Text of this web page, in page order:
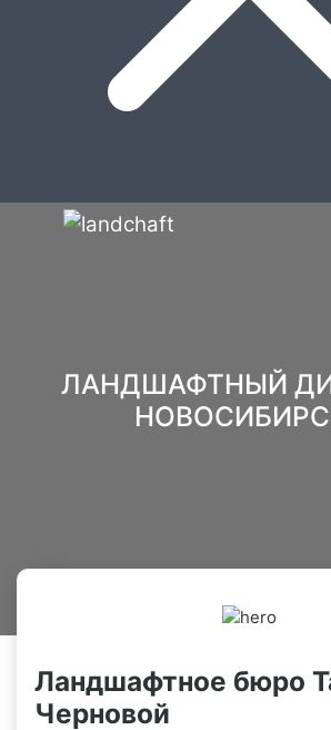
ЛАНДШАФТНЫЙ
Ландшафтное бюро
Черновой